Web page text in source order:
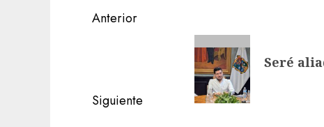
Post
Anterior
Seré
Siguiente